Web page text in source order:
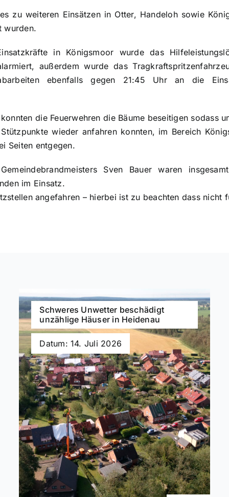
zu weiteren Einsätzen in Otter, Handeloh sowie
wurden.
in Königsmoor wurde das
außerdem wurde das
ebenfalls gegen 21:45 Uhr an die
die Feuerwehren die Bäume beseitigen sodass
wieder anfahren konnten, im Bereich
Seiten entgegen.
Sven Bauer waren
im Einsatz.
angefahren – hierbei ist zu beachten dass nicht
Schweres Unwetter beschädigt
unzählige Häuser in Heidenau
Datum: 14. Juli 2026